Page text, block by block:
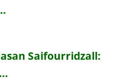
Saifourridzall: